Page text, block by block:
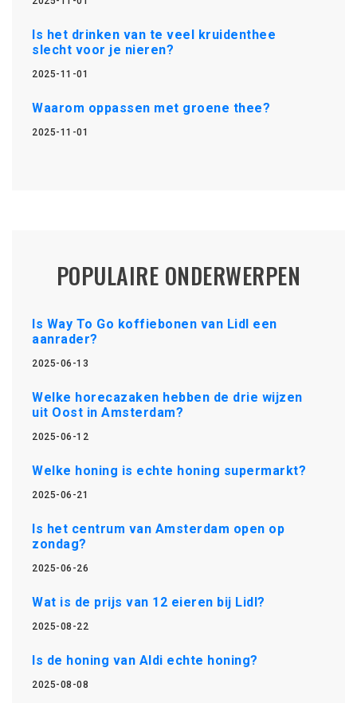
Is het drinken van te veel kruidenthee
slecht voor je nieren?
2025-11-01
Waarom oppassen met groene thee?
2025-11-01
POPULAIRE ONDERWERPEN
Is Way To Go koffiebonen van Lidl een
aanrader?
2025-06-13
Welke horecazaken hebben de drie wijzen
uit Oost in Amsterdam?
2025-06-12
Welke honing is echte honing supermarkt?
2025-06-21
Is het centrum van Amsterdam open op
zondag?
2025-06-26
Wat is de prijs van 12 eieren bij Lidl?
2025-08-22
Is de honing van Aldi echte honing?
2025-08-08